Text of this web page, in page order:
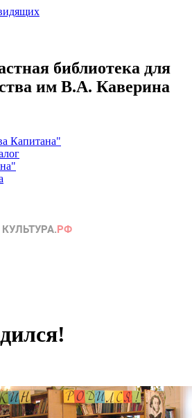
библиотека для
им В.А. Каверина
Капитана"